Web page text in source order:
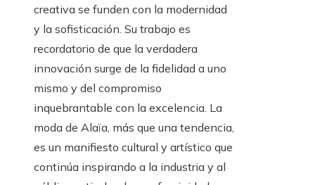
creativa se funden con la modernidad
y la sofisticación. Su trabajo es
recordatorio de que la verdadera
innovación surge de la fidelidad a uno
mismo y del compromiso
inquebrantable con la excelencia. La
moda de Alaïa, más que una tendencia,
es un manifiesto cultural y artístico que
continúa inspirando a la industria y al